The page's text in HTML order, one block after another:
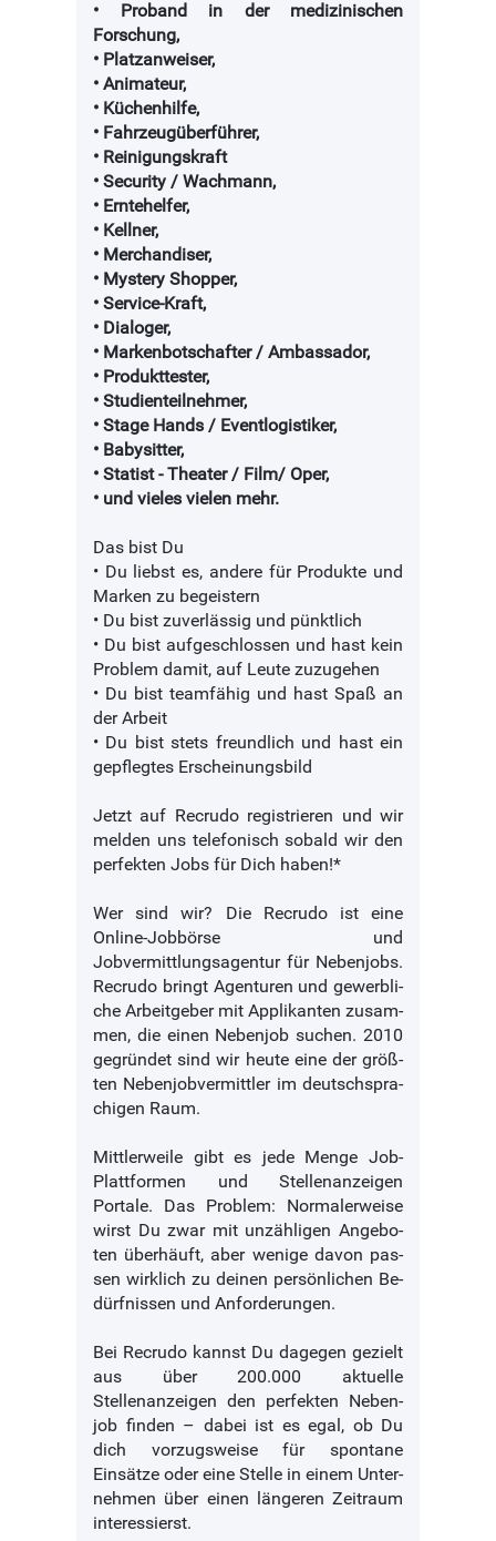
• Proband in der medizinischen
Forschung,
• Platzanweiser,
• Animateur,
• Küchenhilfe,
• Fahrzeugüberführer,
• Reinigungskraft
• Security / Wachmann,
• Erntehelfer,
• Kellner,
• Merchandiser,
• Mystery Shopper,
• Service-Kraft,
• Dialoger,
• Markenbotschafter / Ambassador,
• Produkttester,
• Studienteilnehmer,
• Stage Hands / Eventlogistiker,
• Babysitter,
• Statist - Theater / Film/ Oper,
• und vieles vielen mehr.
Das bist Du
• Du liebst es, andere für Produkte und
Marken zu begeistern
• Du bist zuverlässig und pünktlich
• Du bist aufgeschlossen und hast kein
Problem damit, auf Leute zuzugehen
• Du bist teamfähig und hast Spaß an
der Arbeit
• Du bist stets freundlich und hast ein
gepflegtes Erscheinungsbild
Jetzt auf Recrudo registrieren und wir
melden uns telefonisch sobald wir den
perfekten Jobs für Dich haben!*
Wer sind wir? Die Recrudo ist eine
Online-Jobbörse und
Jobvermittlungsagentur für Nebenjobs.
Recrudo bringt Agenturen und ge­werb­li­
che Ar­beit­ge­ber mit Applikanten zu­sam­
men, die ei­nen Ne­ben­job su­chen. 2010
ge­grün­det sind wir heu­te ei­ne der größ­
ten Nebenjobvermittler im deutsch­spra­
chi­gen Raum.
Mitt­ler­wei­le gibt es je­de Men­ge Job-
Platt­for­men und Stellenanzeigen
Portale. Das Pro­blem: Nor­ma­ler­wei­se
wirst Du zwar mit un­zäh­li­gen An­ge­bo­
ten über­häuft, aber we­ni­ge da­von pas­
sen wirk­lich zu dei­nen per­sön­li­chen Be­
dürf­nis­sen und An­for­de­run­gen.
Bei Recrudo kannst Du da­ge­gen ge­zielt
aus über 200.000 aktuelle
Stellenanzeigen den perfekten Ne­ben­
job fin­den – dabei ist es egal, ob Du
dich vor­zugs­wei­se für spontane
Einsätze oder ei­ne Stel­le in ei­nem Un­ter­
neh­men über ei­nen länge­ren Zeit­raum
in­ter­es­sierst.